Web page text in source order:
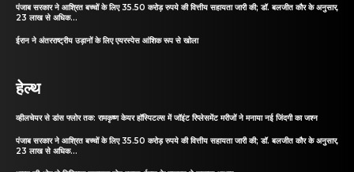
पंजाब सरकार ने आश्रित बच्चों के लिए 35.50 करोड़ रुपये की वित्तीय सहायता जारी की; डॉ. बलजीत कौर के अनुसार,
23 लाख से अधिक...
ईरान ने अंतरराष्ट्रीय उड़ानों के लिए एयरस्पेस आंशिक रूप से खोला
हेल्थ
व्हीलचेयर से डांस फ्लोर तक: रामकृष्ण केयर हॉस्पिटल्स में जॉइंट रिप्लेसमेंट मरीजों ने मनाया नई जिंदगी का जश्न
पंजाब सरकार ने आश्रित बच्चों के लिए 35.50 करोड़ रुपये की वित्तीय सहायता जारी की; डॉ. बलजीत कौर के अनुसार,
23 लाख से अधिक...